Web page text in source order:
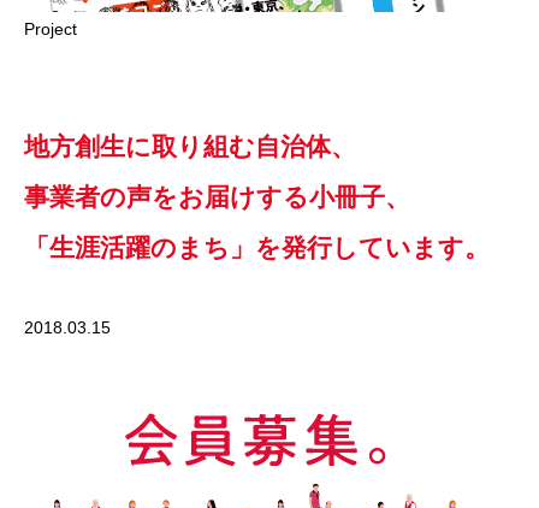
Project
地方創生に取り組む自治体、
事業者の声をお届けする小冊子、
「生涯活躍のまち」を発行しています。
2018.03.15